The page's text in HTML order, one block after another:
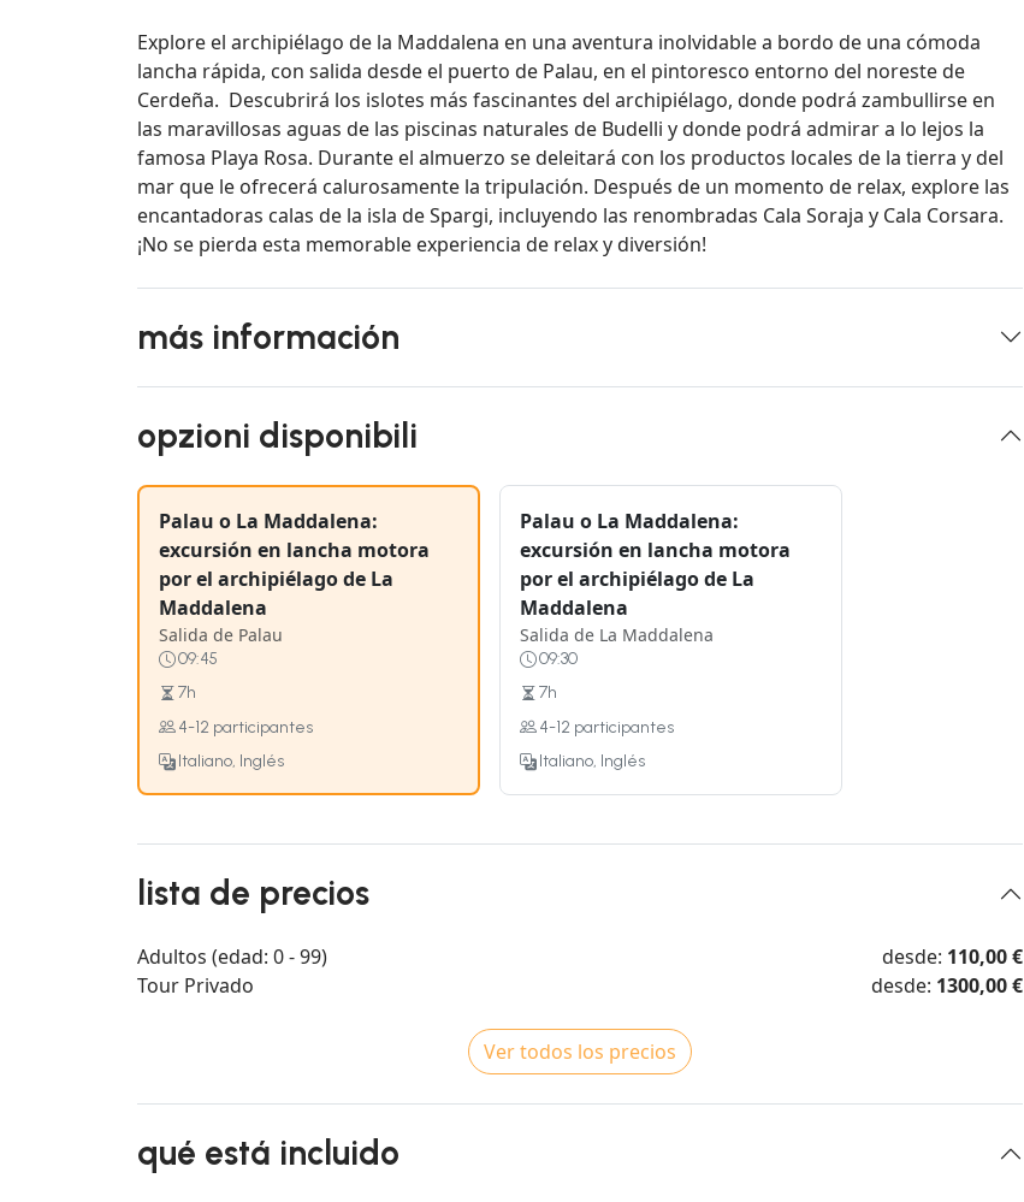
Explore el archipiélago de la Maddalena en una aventura inolvidable a bordo de una cómoda
lancha rápida, con salida desde el puerto de Palau, en el pintoresco entorno del noreste de
Cerdeña. Descubrirá los islotes más fascinantes del archipiélago, donde podrá zambullirse en
las maravillosas aguas de las piscinas naturales de Budelli y donde podrá admirar a lo lejos la
famosa Playa Rosa. Durante el almuerzo se deleitará con los productos locales de la tierra y del
mar que le ofrecerá calurosamente la tripulación. Después de un momento de relax, explore las
encantadoras calas de la isla de Spargi, incluyendo las renombradas Cala Soraja y Cala Corsara.
¡No se pierda esta memorable experiencia de relax y diversión!
más información
opzioni disponibili
Palau o La Maddalena:
excursión en lancha motora
por el archipiélago de La
Maddalena
Salida de Palau
09:45
7h
4-12 participantes
Italiano, Inglés
Palau o La Maddalena:
excursión en lancha motora
por el archipiélago de La
Maddalena
Salida de La Maddalena
09:30
7h
4-12 participantes
Italiano, Inglés
lista de precios
Adultos (edad: 0 - 99) desde: 110,00 €
Tour Privado
desde: 1300,00 €
Ver todos los precios
qué está incluido